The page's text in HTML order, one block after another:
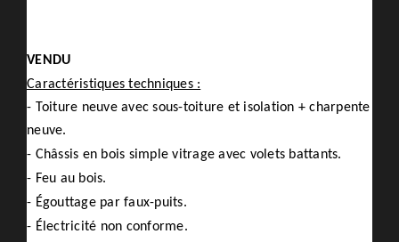
VENDU
Caractéristiques techniques :
- Toiture neuve avec sous-toiture et isolation + charpente
neuve.
- Châssis en bois simple vitrage avec volets battants.
- Feu au bois.
- Égouttage par faux-puits.
- Électricité non conforme.